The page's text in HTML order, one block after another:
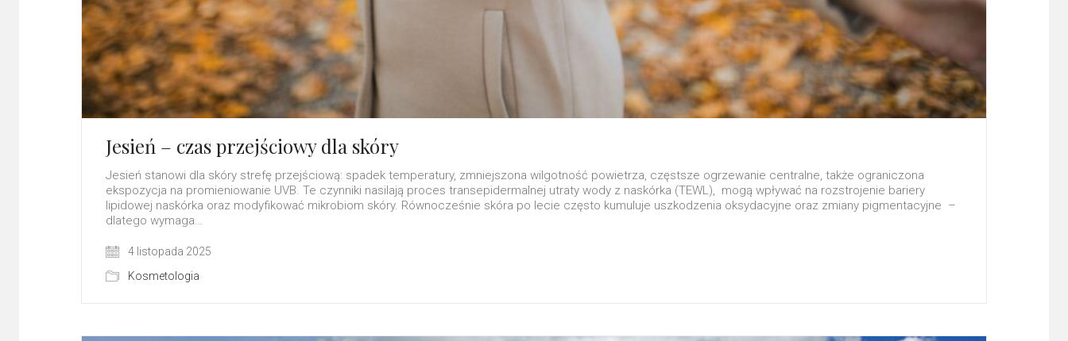
Jesień – czas przejściowy dla skóry
Jesień stanowi dla skóry strefę przejściową: spadek temperatury, zmniejszona wilgotność powietrza, częstsze ogrzewanie centralne, także ograniczona
ekspozycja na promieniowanie UVB. Te czynniki nasilają proces transepidermalnej utraty wody z naskórka (TEWL), mogą wpływać na rozstrojenie bariery
lipidowej naskórka oraz modyfikować mikrobiom skóry. Równocześnie skóra po lecie często kumuluje uszkodzenia oksydacyjne oraz zmiany pigmentacyjne –
dlatego wymaga…
4 listopada 2025
Kosmetologia